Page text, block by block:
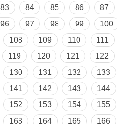
83 84 85 86 87
96 97 98 99 100
108 109 110 111
119 120 121 122
130 131 132 133
141 142 143 144
152 153 154 155
163 164 165 166